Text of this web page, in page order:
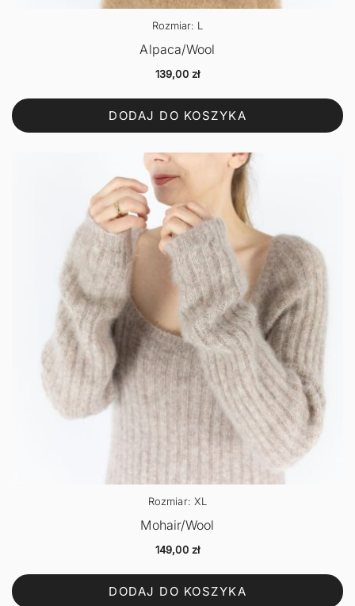
Rozmiar: L
Alpaca/Wool
139,00 zł
DODAJ DO KOSZYKA
Rozmiar: XL
Mohair/Wool
149,00 zł
DODAJ DO KOSZYKA